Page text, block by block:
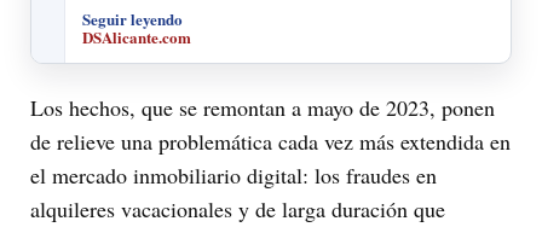
Seguir leyendo
DSAlicante.com
Los hechos, que se remontan a mayo de 2023, ponen
de relieve una problemática cada vez más extendida en
el mercado inmobiliario digital: los fraudes en
alquileres vacacionales y de larga duración que